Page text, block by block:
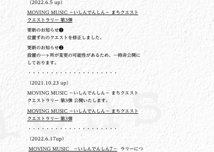
（2022.6.5 up）
MOVING MUSIC ～いしんでんしん～ まちクエスト
クエストラリー 第3弾
更新のお知らせ❶
位置ずれのクエストを修正しました。
更新のお知らせ❷
設置の一ヶ所が変更の可能性があるため、一時非公開に
しております。
・・・・・・・・・・・・・・・・・・・・
（2021.10.23 up）
MOVING MUSIC ～いしんでんしん～ まちクエスト
クエストラリー 第3弾 公開いたします。
MOVING MUSIC ～いしんでんしん～ まちクエスト
クエストラリー 第3弾
・・・・・・・・・・・・・・・・・・・・
（2022.6.17up）
MOVING MUSIC ～いしんでんしん7～ ラリーにつ